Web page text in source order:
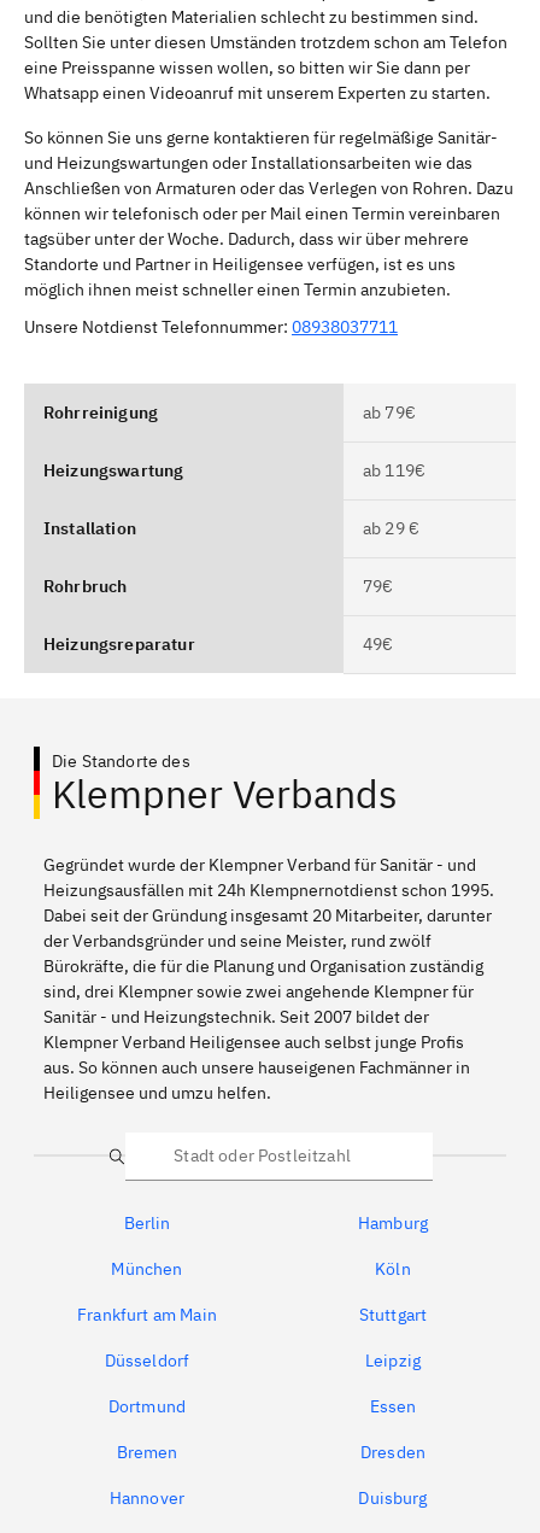
und die benötigten Materialien schlecht zu bestimmen sind.
Sollten Sie unter diesen Umständen trotzdem schon am Telefon
eine Preisspanne wissen wollen, so bitten wir Sie dann per
Whatsapp einen Videoanruf mit unserem Experten zu starten.
So können Sie uns gerne kontaktieren für regelmäßige Sanitär-
und Heizungswartungen oder Installationsarbeiten wie das
Anschließen von Armaturen oder das Verlegen von Rohren. Dazu
können wir telefonisch oder per Mail einen Termin vereinbaren
tagsüber unter der Woche. Dadurch, dass wir über mehrere
Standorte und Partner in Heiligensee verfügen, ist es uns
möglich ihnen meist schneller einen Termin anzubieten.
Unsere Notdienst Telefonnummer: 08938037711
Rohrreinigung ab 79€
Heizungswartung ab 119€
Installation ab 29 €
Rohrbruch 79€
Heizungsreparatur 49€
Die Standorte des
Klempner Verbands
Gegründet wurde der Klempner Verband für Sanitär - und
Heizungsausfällen mit 24h Klempnernotdienst schon 1995.
Dabei seit der Gründung insgesamt 20 Mitarbeiter, darunter
der Verbandsgründer und seine Meister, rund zwölf
Bürokräfte, die für die Planung und Organisation zuständig
sind, drei Klempner sowie zwei angehende Klempner für
Sanitär - und Heizungstechnik. Seit 2007 bildet der
Klempner Verband Heiligensee auch selbst junge Profis
aus. So können auch unsere hauseigenen Fachmänner in
Heiligensee und umzu helfen.
Suche
Berlin Hamburg
München Köln
Frankfurt am Main Stuttgart
Düsseldorf Leipzig
Dortmund Essen
Bremen Dresden
Hannover Duisburg